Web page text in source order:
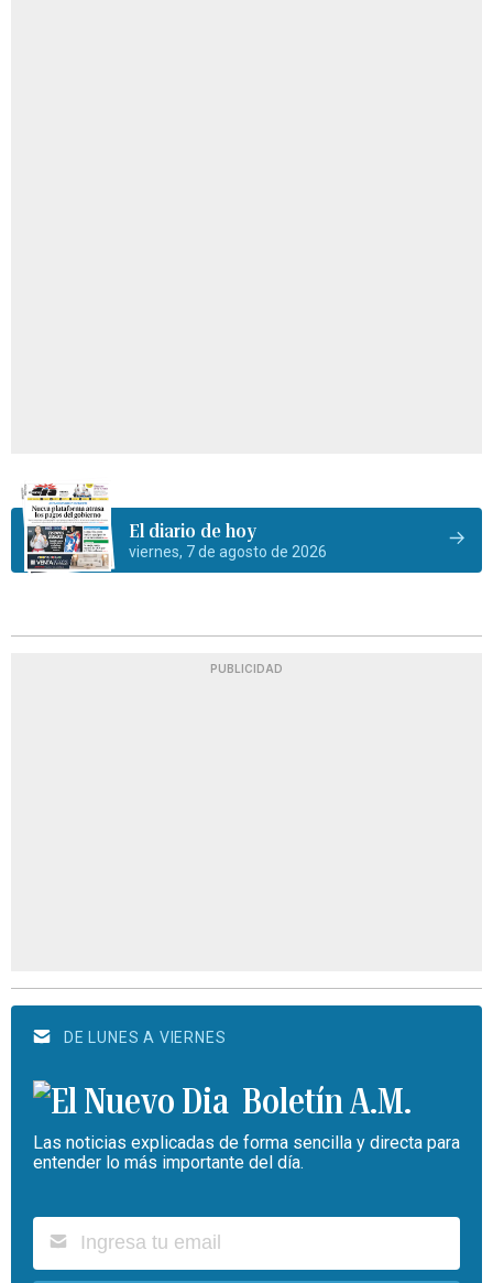
El diario de hoy
viernes, 7 de agosto de 2026
PUBLICIDAD
DE LUNES A VIERNES
Boletín A.M.
Las noticias explicadas de forma sencilla y directa para
entender lo más importante del día.